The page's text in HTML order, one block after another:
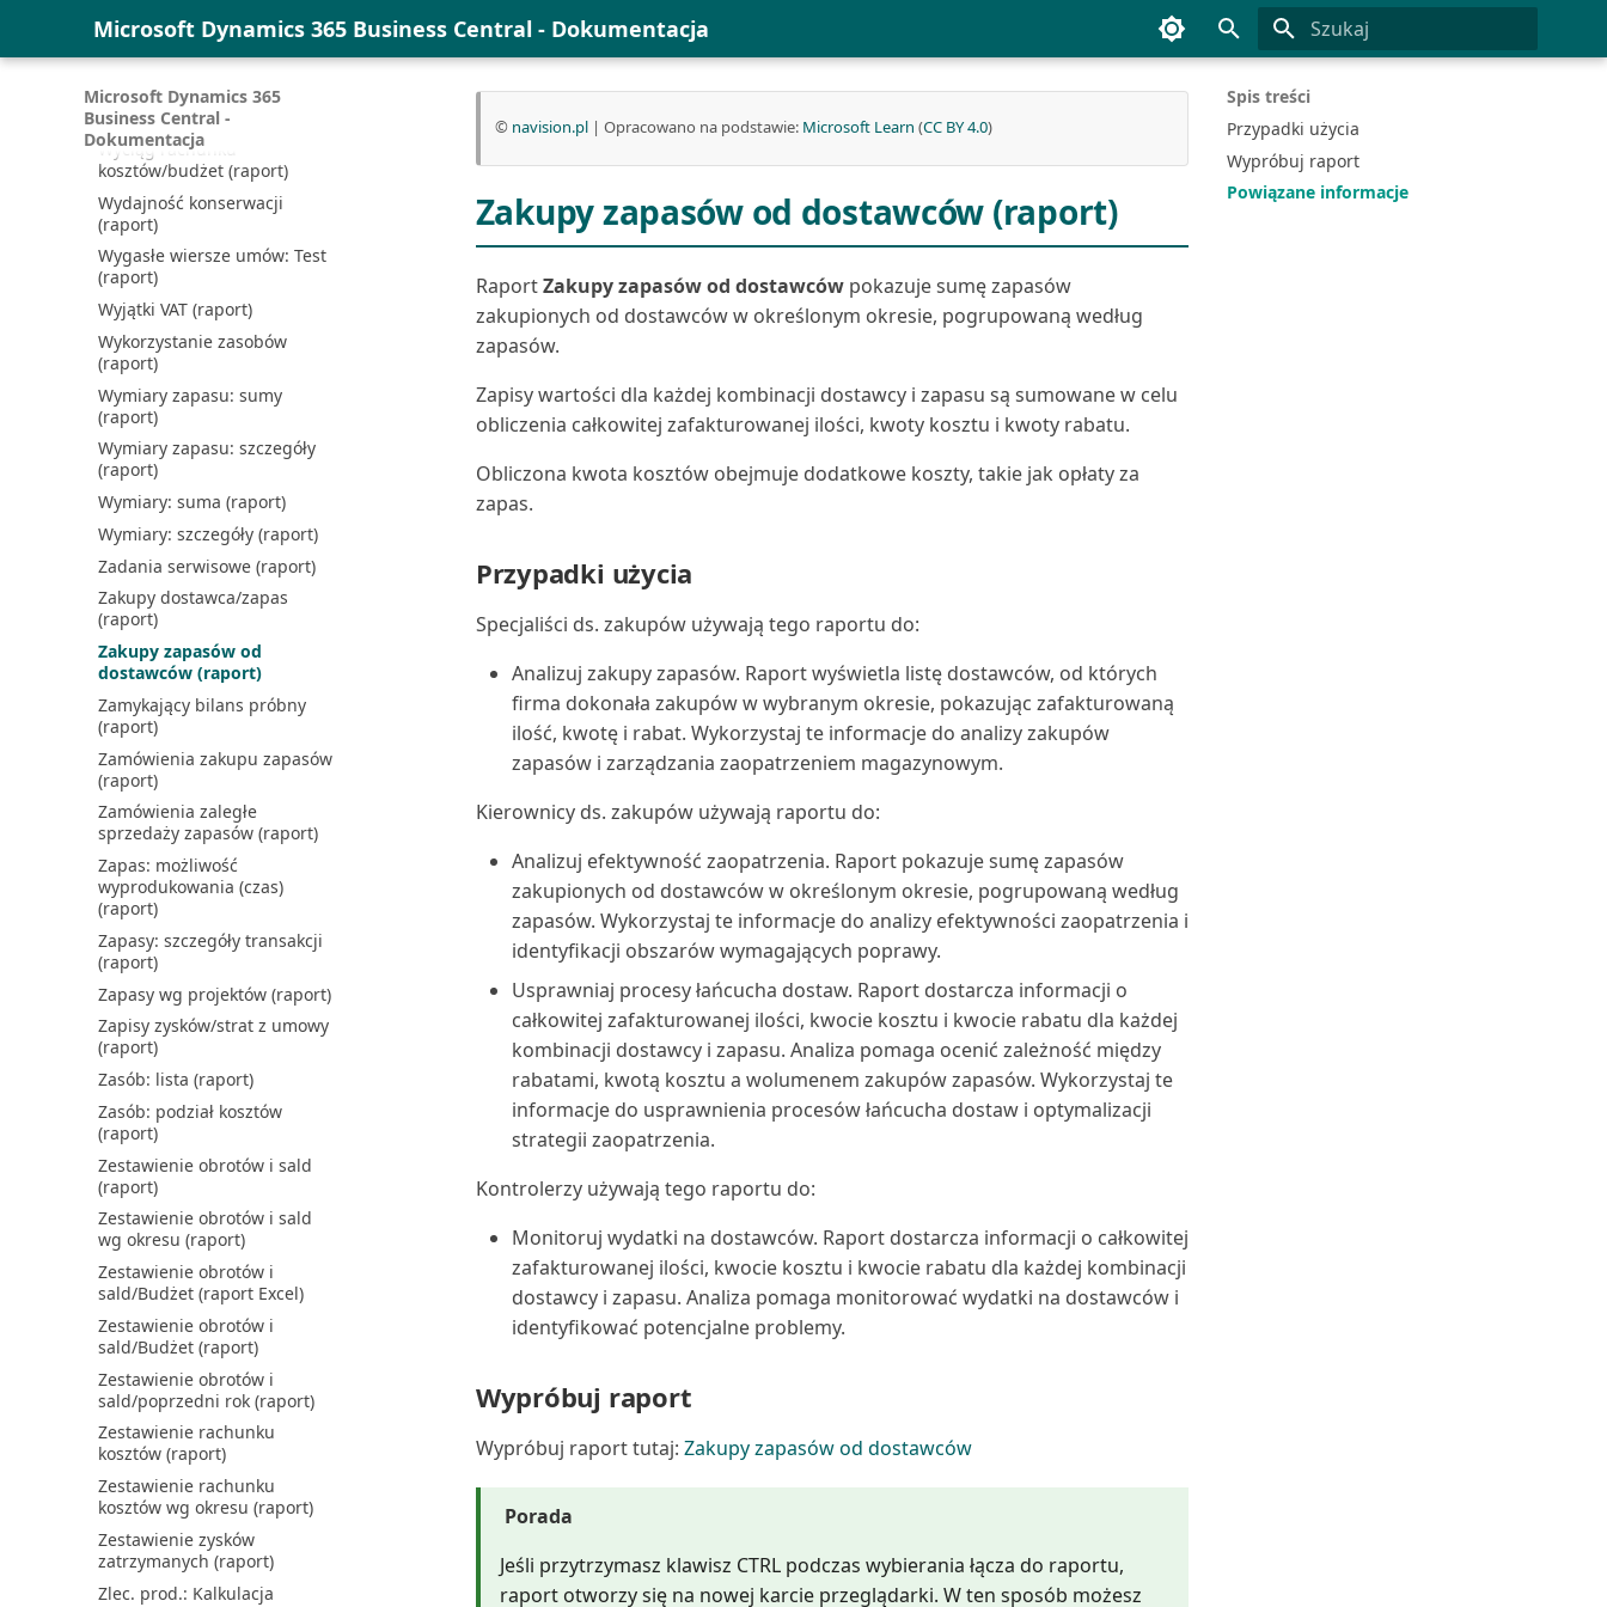
Microsoft Dynamics 365 Business Central - Dokumentacja
Microsoft Dynamics 365
Business Central -
Dokumentacja
Wizyta konserwacyjna:
Planowanie (raport)
Wycena zapasów (raport)
Wyciąg nabywcy (raport)
Wyciąg rachunku
kosztów/budżet (raport)
Wydajność konserwacji
(raport)
Wygasłe wiersze umów: Test
(raport)
Wyjątki VAT (raport)
Wykorzystanie zasobów
(raport)
Wymiary zapasu: sumy
(raport)
Wymiary zapasu: szczegóły
(raport)
Wymiary: suma (raport)
Wymiary: szczegóły (raport)
Zadania serwisowe (raport)
Zakupy dostawca/zapas
(raport)
Zakupy zapasów od
dostawców (raport)
Zamykający bilans próbny
(raport)
Zamówienia zakupu zapasów
(raport)
Zamówienia zaległe
sprzedaży zapasów (raport)
Zapas: możliwość
wyprodukowania (czas)
(raport)
Zapasy: szczegóły transakcji
(raport)
Zapasy wg projektów (raport)
Zapisy zysków/strat z umowy
(raport)
Zasób: lista (raport)
Zasób: podział kosztów
(raport)
Zestawienie obrotów i sald
(raport)
Zestawienie obrotów i sald
wg okresu (raport)
Zestawienie obrotów i
sald/Budżet (raport Excel)
Zestawienie obrotów i
sald/Budżet (raport)
Zestawienie obrotów i
sald/poprzedni rok (raport)
Zestawienie rachunku
kosztów (raport)
Zestawienie rachunku
kosztów wg okresu (raport)
Zestawienie zysków
zatrzymanych (raport)
Zlec. prod.: Kalkulacja
Spis treści
Przypadki użycia
Wypróbuj raport
Powiązane informacje
© navision.pl| Opracowano na podstawie: Microsoft Learn (CC BY 4.0)
Zakupy zapasów od dostawców (raport)
RaportZakupy zapasów od dostawcówpokazuje sumę zapasów
zakupionych od dostawców w określonym okresie, pogrupowaną według
zapasów.
Zapisy wartości dla każdej kombinacji dostawcy i zapasu są sumowane w celu
obliczenia całkowitej zafakturowanej ilości, kwoty kosztu i kwoty rabatu.
Obliczona kwota kosztów obejmuje dodatkowe koszty, takie jak opłaty za
zapas.
Przypadki użycia
Specjaliści ds. zakupów używają tego raportu do:
Analizuj zakupy zapasów. Raport wyświetla listę dostawców, od których
firma dokonała zakupów w wybranym okresie, pokazując zafakturowaną
ilość, kwotę i rabat. Wykorzystaj te informacje do analizy zakupów
zapasów i zarządzania zaopatrzeniem magazynowym.
Kierownicy ds. zakupów używają raportu do:
Analizuj efektywność zaopatrzenia. Raport pokazuje sumę zapasów
zakupionych od dostawców w określonym okresie, pogrupowaną według
zapasów. Wykorzystaj te informacje do analizy efektywności zaopatrzenia i
identyfikacji obszarów wymagających poprawy.
Usprawniaj procesy łańcucha dostaw. Raport dostarcza informacji o
całkowitej zafakturowanej ilości, kwocie kosztu i kwocie rabatu dla każdej
kombinacji dostawcy i zapasu. Analiza pomaga ocenić zależność między
rabatami, kwotą kosztu a wolumenem zakupów zapasów. Wykorzystaj te
informacje do usprawnienia procesów łańcucha dostaw i optymalizacji
strategii zaopatrzenia.
Kontrolerzy używają tego raportu do:
Monitoruj wydatki na dostawców. Raport dostarcza informacji o całkowitej
zafakturowanej ilości, kwocie kosztu i kwocie rabatu dla każdej kombinacji
dostawcy i zapasu. Analiza pomaga monitorować wydatki na dostawców i
identyfikować potencjalne problemy.
Wypróbuj raport
Wypróbuj raport tutaj: Zakupy zapasów od dostawców
Porada
Jeśli przytrzymasz klawisz CTRL podczas wybierania łącza do raportu,
raport otworzy się na nowej karcie przeglądarki. W ten sposób możesz